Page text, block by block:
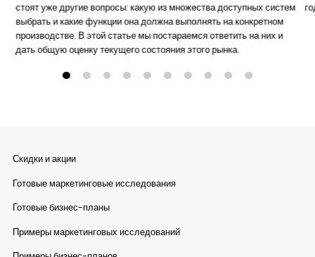
стоят уже другие вопросы: какую из множества доступных систем
выбрать и какие функции она должна выполнять на конкретном
производстве. В этой статье мы постараемся ответить на них и
дать общую оценку текущего состояния этого рынка.
Скидки и акции
Готовые маркетинговые исследования
Готовые бизнес-планы
Примеры маркетинговых исследований